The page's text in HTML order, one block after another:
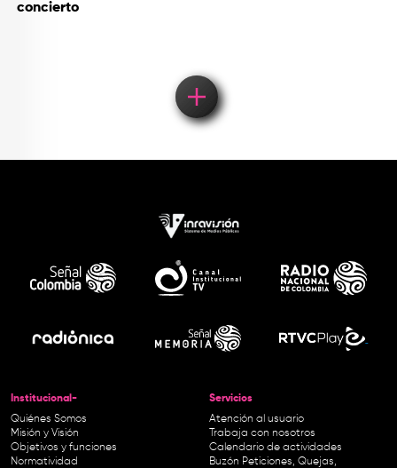
concierto
Institucional-
Quiénes Somos
Misión y Visión
Objetivos y funciones
Normatividad
Servicios
Atención al usuario
Trabaja con nosotros
Calendario de actividades
Buzón Peticiones, Quejas,